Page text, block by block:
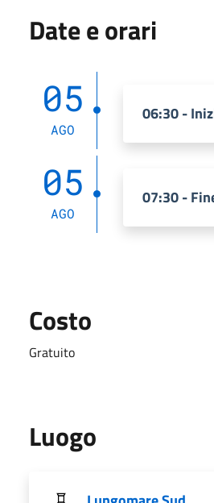
Date e orari
05
AGO
06:30 -
05
AGO
07:30 -
Costo
Gratuito
Luogo